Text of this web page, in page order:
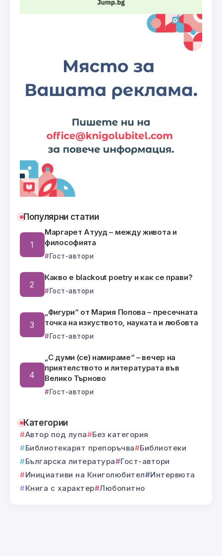
Популярни статии
Маргарет Атууд – между живота и
философията
Гост-автори
Какво е blackout poetry и как се прави?
Гост-автори
„Фигури“ от Мария Попова – пресечната
точка на изкуството, науката и любовта
Гост-автори
„С думи (се) намираме“ – вечер на
приятелството и литературата във
Велико Търново
Гост-автори
Категории
Автор под лупа
Без категория
Библиотекарят препоръчва
Библиотеки
Българска литература
Гост-автори
Инициативи на Книголюбител
Интервюта
Книга с характер Любопитно